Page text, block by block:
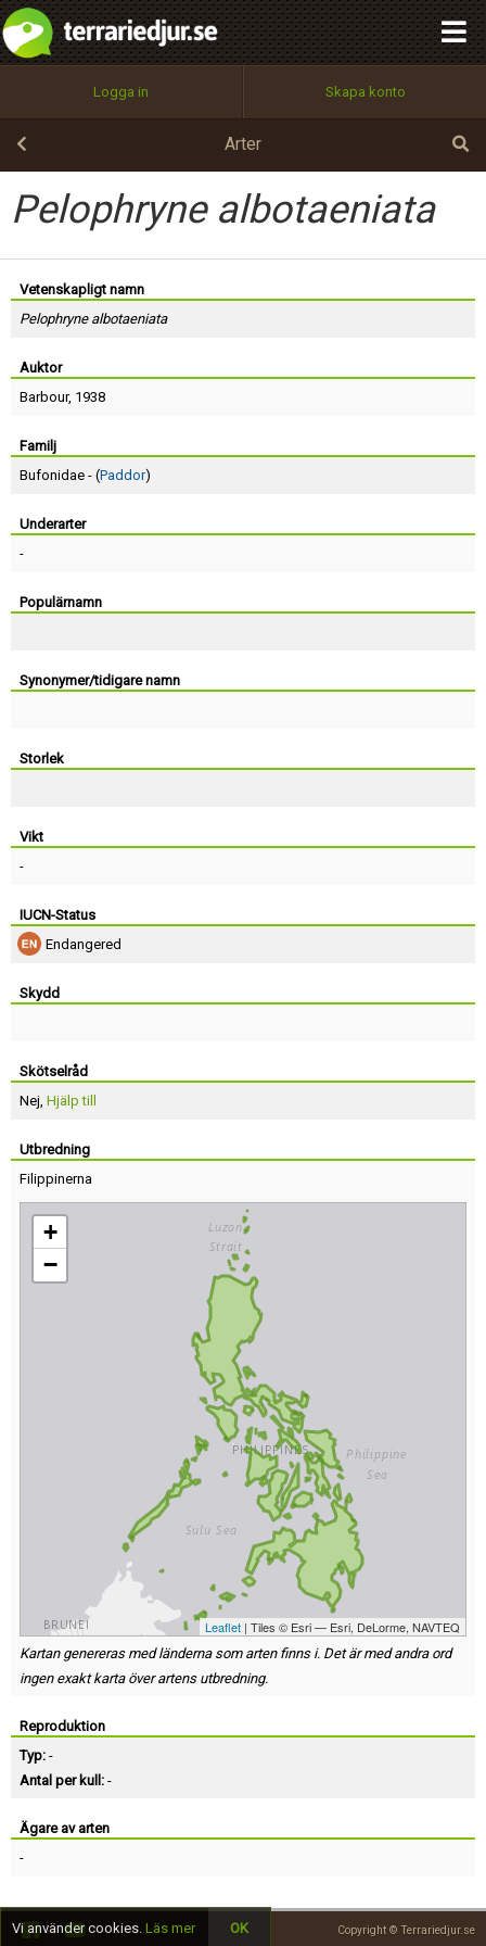
Logga in Skapa konto
Arter
Pelophryne albotaeniata
Vetenskapligt namn
Pelophryne albotaeniata
Auktor
Barbour, 1938
Familj
Bufonidae - (Paddor)
Underarter
-
Populärnamn
Synonymer/tidigare namn
Storlek
Vikt
-
IUCN-Status
Endangered
Skydd
Skötselråd
Nej, Hjälp till
Utbredning
Filippinerna
+
−
Leaflet | Tiles © Esri — Esri, DeLorme, NAVTEQ
Kartan genereras med länderna som arten finns i. Det är med andra ord
ingen exakt karta över artens utbredning.
Reproduktion
Typ: -
Antal per kull: -
Ägare av arten
-
Copyright © Terrariedjur.se
Utför
100%
OK
integritetspolicy
Namn:
Epost:
Användarnamn:
Lösenord:
Terms of Service
Begär nytt lösenord
Tillbaka till förstasidan
Vi använder cookies. Läs mer OK